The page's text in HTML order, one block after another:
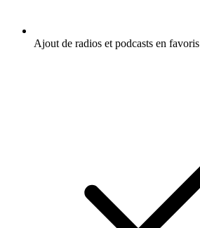
Ajout de radios et podcasts en favoris